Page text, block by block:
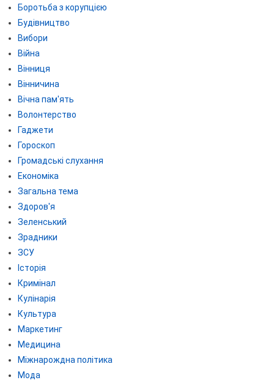
Боротьба з корупцією
Будівництво
Вибори
Війна
Вінниця
Вінничина
Вічна пам'ять
Волонтерство
Гаджети
Гороскоп
Громадські слухання
Економіка
Загальна тема
Здоров'я
Зеленський
Зрадники
ЗСУ
Історія
Кримінал
Кулінарія
Культура
Маркетинг
Медицина
Міжнарождна політика
Мода